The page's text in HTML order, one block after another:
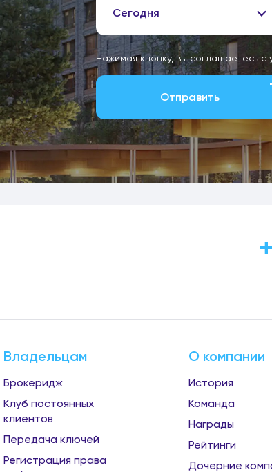
Сегодня
Нажимая кнопку, вы соглашаетесь с
Отправить
Владельцам
Брокеридж
Клуб постоянных
клиентов
Передача ключей
Регистрация права
О компании
История
Команда
Награды
Рейтинги
Дочерние